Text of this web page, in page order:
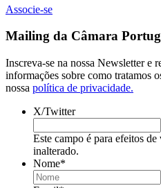
Associe-se
Mailing da Câmara
Inscreva-se na nossa Newsletter e
informações sobre como tratamos
nossa política de privacidade.
X/Twitter
Este campo é para efeitos
inalterado.
Nome*